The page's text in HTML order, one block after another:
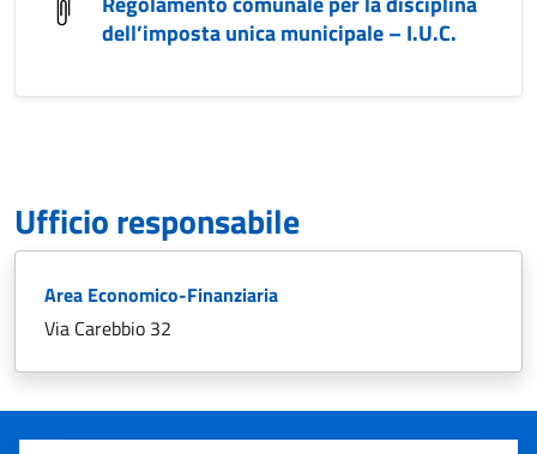
dell’imposta unica municipale – I.U.C.
Ufficio responsabile
Area Economico-Finanziaria
Via Carebbio 32